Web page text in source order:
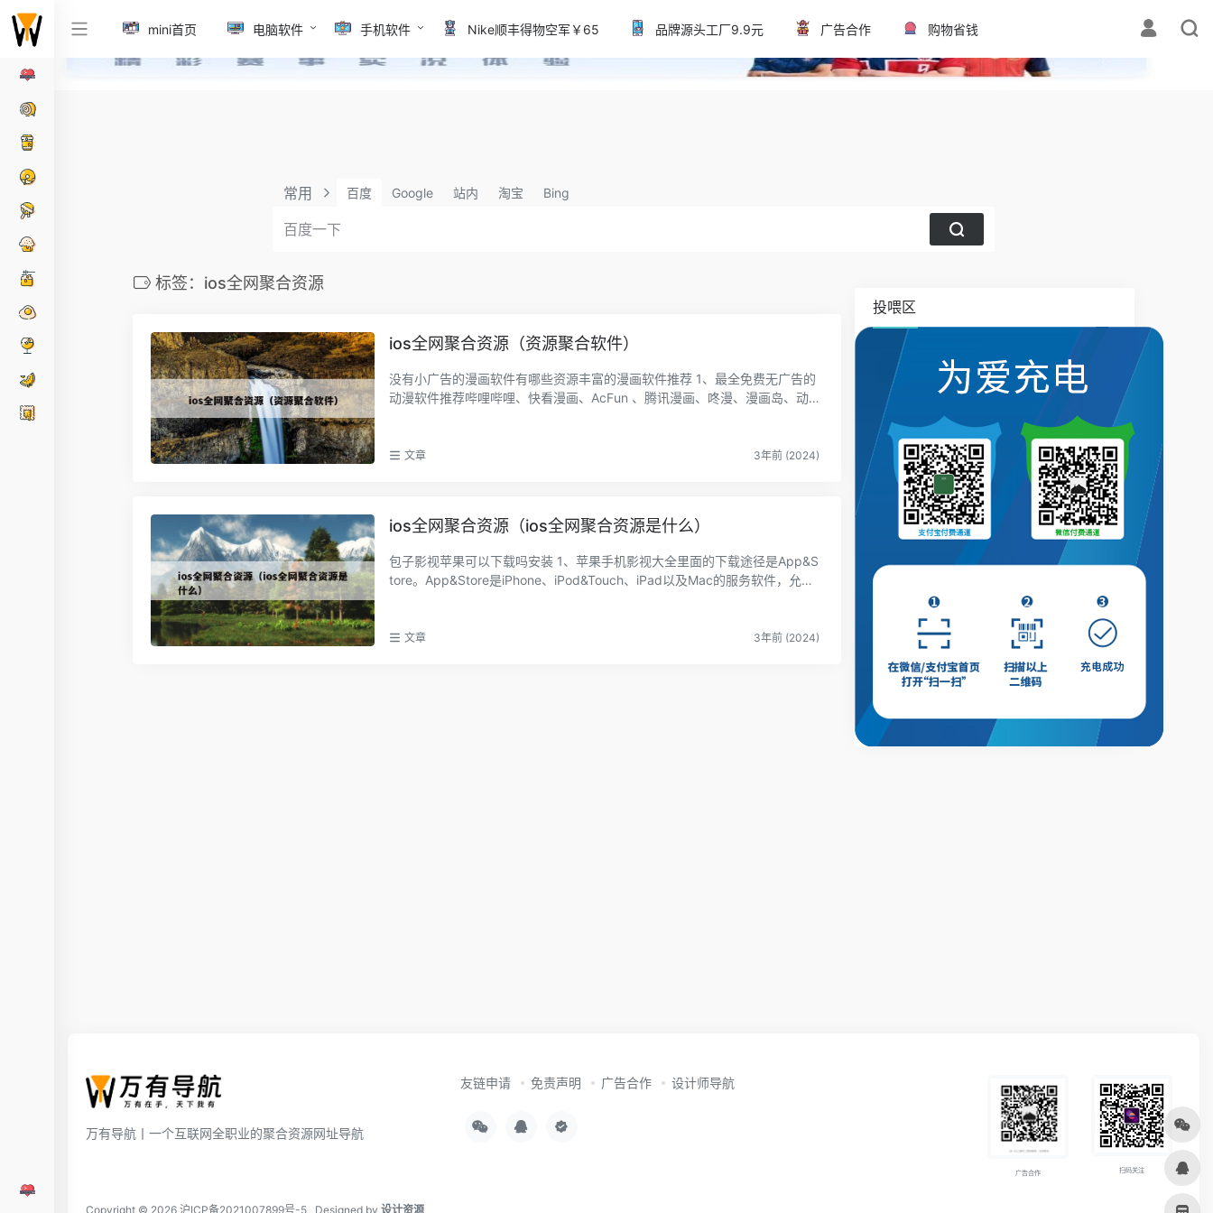
✕
mini首页 电脑软件 手机软件 Nike顺丰得物空军￥65 品牌源头工厂9.9元 广告合作 购物省钱
常用 百度 Google 站内 淘宝 Bing
标签：ios全网聚合资源
ios全网聚合资源（资源聚合软件）
没有小广告的漫画软件有哪些资源丰富的漫画软件推荐 1、最全免费无广告的
动漫软件推荐哔哩哔哩、快看漫画、AcFun 、腾讯漫画、咚漫、漫画岛、动漫
文章 3年前 (2024)
ios全网聚合资源（ios全网聚合资源是什么）
包子影视苹果可以下载吗安装 1、苹果手机影视大全里面的下载途径是App&S
tore。App&Store是iPhone、iPod&Touch、iPad以及Mac的服务软件，允许
文章 3年前 (2024)
投喂区
万有导航丨一个互联网全职业的聚合资源网址导航
友链申请 免责声明 广告合作 设计师导航
广告合作 扫码关注
Copyright © 2026 沪ICP备2021007899号-5 Designed by 设计资源